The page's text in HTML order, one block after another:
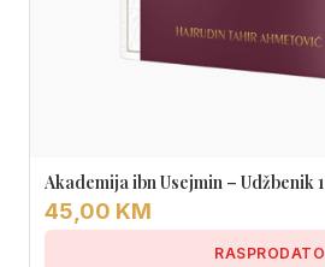
Akademija ibn Usejmin – Udžbenik 1
45,00 KM
RASPRODATO